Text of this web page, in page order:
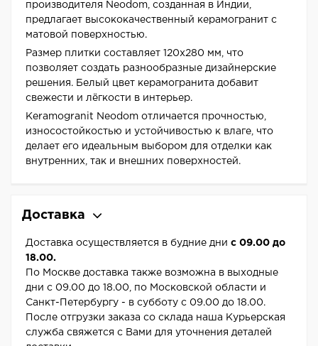
производителя Neodom, созданная в Индии,
предлагает высококачественный керамогранит с
матовой поверхностью.
Размер плитки составляет 120x280 мм, что
позволяет создать разнообразные дизайнерские
решения. Белый цвет керамогранита добавит
свежести и лёгкости в интерьер.
Keramogranit Neodom отличается прочностью,
износостойкостью и устойчивостью к влаге, что
делает его идеальным выбором для отделки как
внутренних, так и внешних поверхностей.
Доставка
Доставка осуществляется в будние дни с 09.00 до
18.00.
По Москве доставка также возможна в выходные
дни с 09.00 до 18.00, по Московской области и
Санкт-Петербургу - в субботу с 09.00 до 18.00.
После отгрузки заказа со склада наша Курьерская
служба свяжется с Вами для уточнения деталей